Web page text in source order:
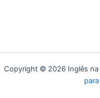
Copyright © 2026 Inglês na